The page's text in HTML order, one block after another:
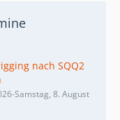
nach SQQ2
Samstag, 8. August